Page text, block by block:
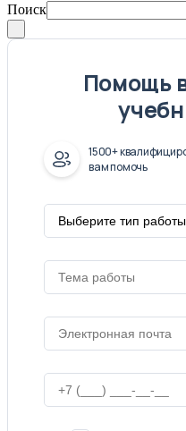
Поиск
Помощь
1500+
вам помочь